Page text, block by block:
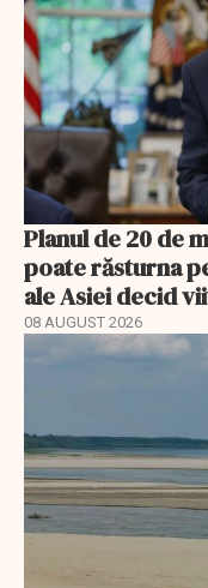
Planul de 20 de
poate răsturna
ale Asiei decid
08 AUGUST 2026